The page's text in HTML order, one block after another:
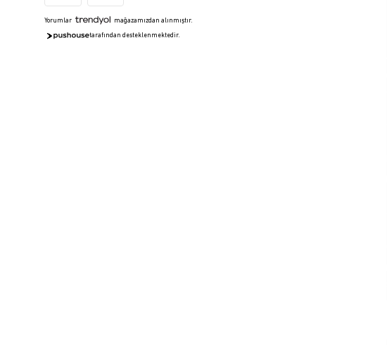
Yorumlar mağazamızdan alınmıştır.
tarafından desteklenmektedir.